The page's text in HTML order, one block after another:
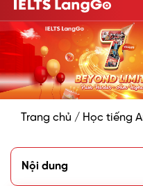
Trang chủ / Học tiếng
Nội dung